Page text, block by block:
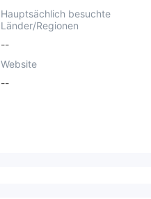
Hauptsächlich besuchte
Länder/Regionen
--
Website
--